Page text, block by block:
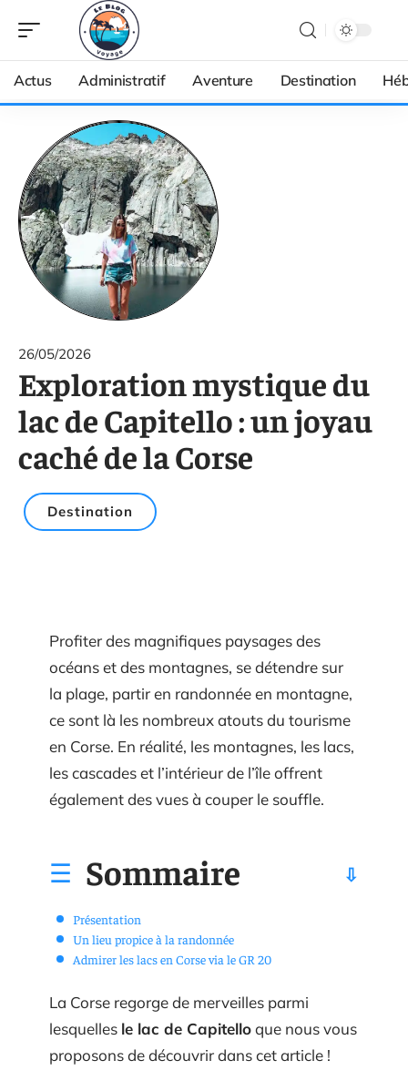
Actus Administratif Aventure Destination
26/05/2026
Exploration mystique du
lac de Capitello : un joyau
caché de la Corse
Destination
Profiter des magnifiques paysages des
océans et des montagnes, se détendre sur
la plage, partir en randonnée en montagne,
ce sont là les nombreux atouts du tourisme
en Corse. En réalité, les montagnes, les lacs,
les cascades et l’intérieur de l’île offrent
également des vues à couper le souffle.
Sommaire
Présentation
Un lieu propice à la randonnée
Admirer les lacs en Corse via le GR 20
La Corse regorge de merveilles parmi
lesquelles le lac de Capitelloque nous vous
proposons de découvrir dans cet article !